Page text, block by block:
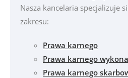
Nasza kancelaria specjalizuje
zakresu:
Prawa karnego
Prawa karnego
Prawa karnego